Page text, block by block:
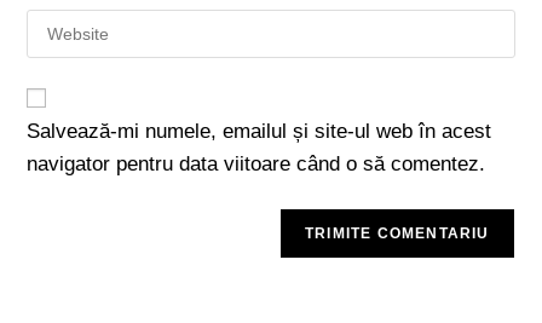
Salvează-mi numele, emailul și site-ul web în acest
navigator pentru data viitoare când o să comentez.